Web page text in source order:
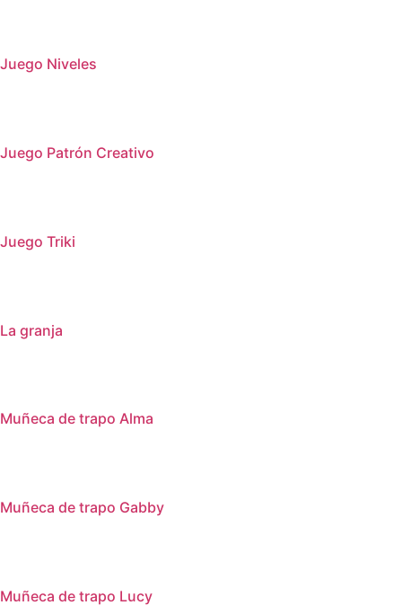
Juego Niveles
Juego Patrón Creativo
Juego Triki
La granja
Muñeca de trapo Alma
Muñeca de trapo Gabby
Muñeca de trapo Lucy